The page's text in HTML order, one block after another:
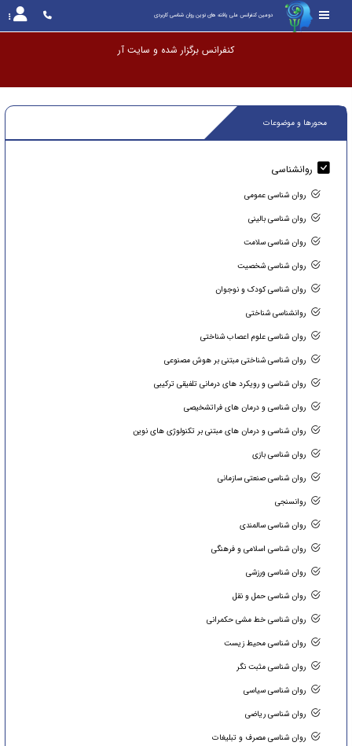
دومین کنفرانس ملی یافته های نوین روان شناسی کاربردی
کنفرانس برگزا
محورها و موضوعات
روانشناسی
روان شناسی عمومی
روان شناسی بالینی
روان شناسی سلامت
روان شناسی شخصیت
روان شناسی کودک و نوجوان
روانشناسی شناختی
روان شناسی علوم اعصاب شناختی
روان شناسی شناختی مبتنی بر هوش مصنوعی
روان شناسی و رویکرد های درمانی تلفیقی ترکیبی
روان شناسی و درمان های فراتشخیصی
روان شناسی و درمان های مبتنی بر تکنولوژی های نوین
روان شناسی بازی
روان شناسی صنعتی سازمانی
روانسنجی
روان شناسی سالمندی
روان شناسی اسلامی و فرهنگی
روان شناسی ورزشی
روان شناسی حمل و نقل
روان شناسی خط مشی حکمرانی
روان شناسی محیط زیست
روان شناسی مثبت نگر
روان شناسی سیاسی
روان شناسی ریاضی
روان شناسی مصرف و تبلیغات